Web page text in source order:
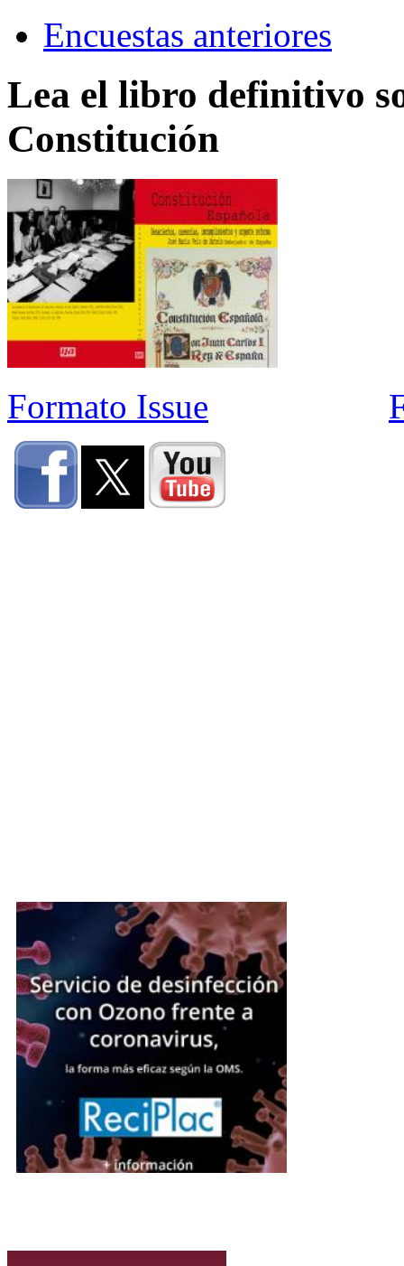
Encuestas anteriores
Lea el libro definitivo
Constitución
Formato Issue